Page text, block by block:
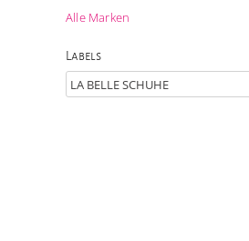
Alle Marken
Labels